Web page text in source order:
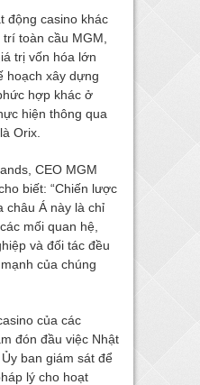
động casino khác
toàn cầu MGM,
trị vốn hóa lớn
hoạch xây dựng
hợp khác ở
hiện thông qua
Orix.
CEO MGM
biết: “Chiến lược
châu Á này là chỉ
mối quan hệ,
và đối tác đều
của chúng
của các
đón đầu việc Nhật
ban giám sát để
lý cho hoạt